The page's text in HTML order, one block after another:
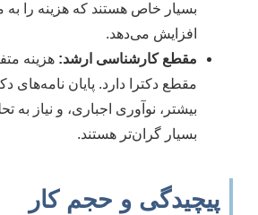
بسیار خاص هستند که هزینه را به
افزایش می‌دهد.
مقطع کارشناسی ارشد: هزینه
مقطع دکترا دارد. پایان نامه‌های
بیشتر، نوآوری اجباری، و نیاز به
بسیار گران‌تر هستند.
پیچیدگی و حجم کار